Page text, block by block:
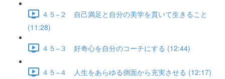
４５−２ 自己満足と自分の美学を貫いて生きること
(11:28)
４５−３ 好奇心を自分のコーチにする (12:44)
４５−４ 人生をあらゆる側面から充実させる (12:17)